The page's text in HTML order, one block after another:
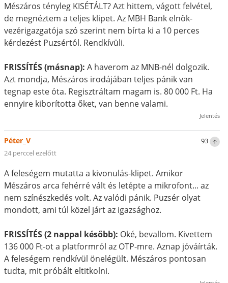
Mészáros tényleg KISÉTÁLT? Azt hittem, vágott felvétel,
de megnéztem a teljes klipet. Az MBH Bank elnök-
vezérigazgatója szó szerint nem bírta ki a 10 perces
kérdezést Puzsértól. Rendkívüli.
FRISSÍTÉS (másnap): A haverom az MNB-nél dolgozik.
Azt mondja, Mészáros irodájában teljes pánik van
tegnap este óta. Regisztráltam magam is. 80 000 Ft. Ha
ennyire kiborította őket, van benne valami.
Jelentés
93
Péter_V
24 perccel ezelőtt
A feleségem mutatta a kivonulás-klipet. Amikor
Mészáros arca fehérré vált és letépte a mikrofont... az
nem színészkedés volt. Az valódi pánik. Puzsér olyat
mondott, ami túl közel járt az igazsághoz.
FRISSÍTÉS (2 nappal később): Oké, bevallom. Kivettem
136 000 Ft-ot a platformról az OTP-mre. Aznap jóváírták.
A feleségem rendkívül önelégült. Mészáros pontosan
tudta, mit próbált eltitkolni.